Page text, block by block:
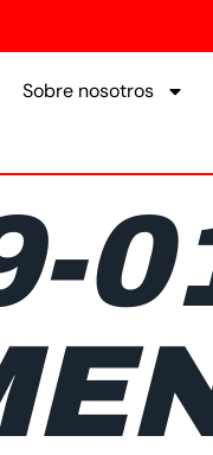
Sobre nosotros